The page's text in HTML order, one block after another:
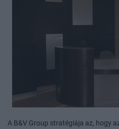
A B&V Group stratégiája az, hogy